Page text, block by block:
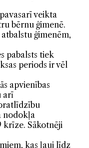
veikta
bērnu ģimenē.
ģimenēm,
pabalsts tiek
periods ir vēl
apvienības
arī
nodokļa
krīze. Sākotnēji
kas ļauj līdz